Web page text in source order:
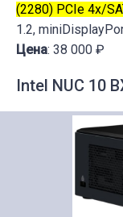
(2280) PCIe 4x/
1.2,
Цена: 38 000 ₽
Intel NUC 10